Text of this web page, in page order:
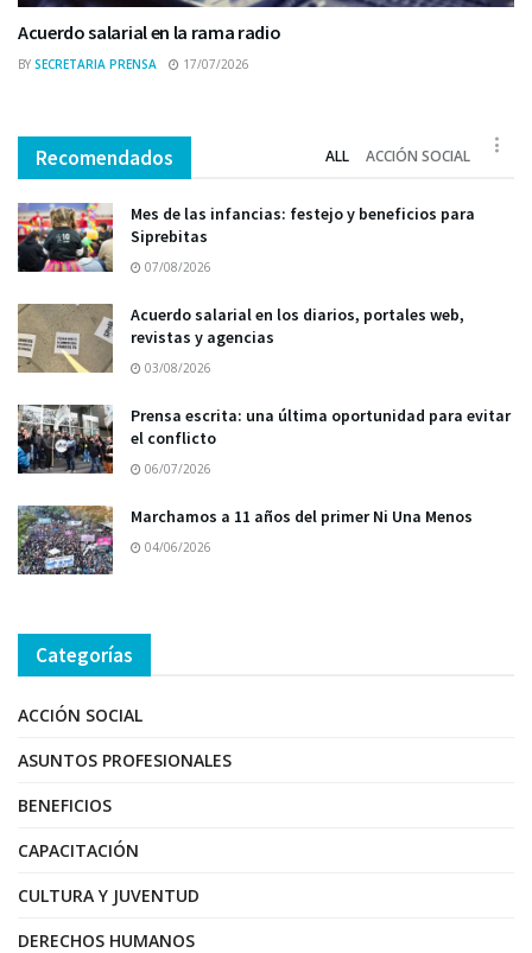
Acuerdo salarial en la rama radio
BY SECRETARIA PRENSA 17/07/2026
Recomendados ALL ACCIÓN SOCIAL
Mes de las infancias: festejo y beneficios para
Siprebitas
07/08/2026
Acuerdo salarial en los diarios, portales web,
revistas y agencias
03/08/2026
Prensa escrita: una última oportunidad para evitar
el conflicto
06/07/2026
Marchamos a 11 años del primer Ni Una Menos
04/06/2026
Categorías
ACCIÓN SOCIAL
ASUNTOS PROFESIONALES
BENEFICIOS
CAPACITACIÓN
CULTURA Y JUVENTUD
DERECHOS HUMANOS